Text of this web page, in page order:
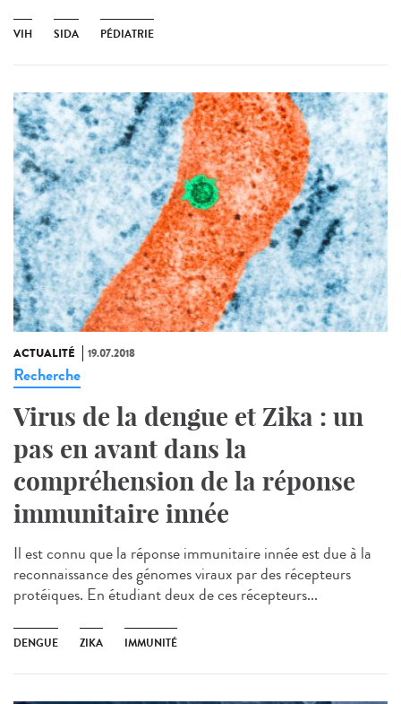
VIH SIDA PÉDIATRIE
ACTUALITÉ 19.07.2018
Recherche
Virus de la dengue et Zika : un
pas en avant dans la
compréhension de la réponse
immunitaire innée
Il est connu que la réponse immunitaire innée est due à la
reconnaissance des génomes viraux par des récepteurs
protéiques. En étudiant deux de ces récepteurs...
DENGUE ZIKA IMMUNITÉ